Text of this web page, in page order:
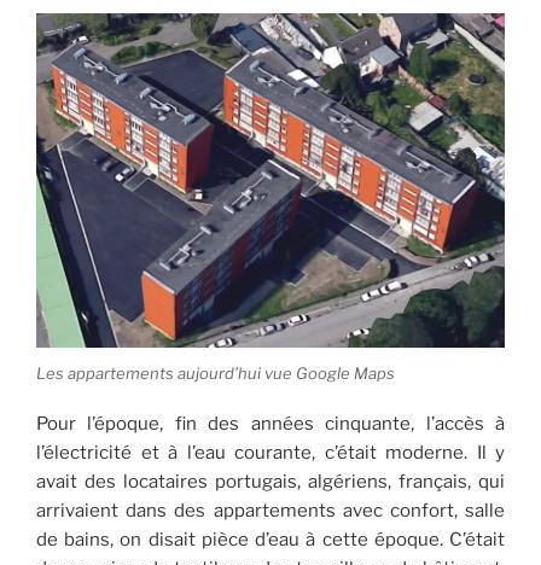
Les appartements aujourd’hui vue Google Maps
Pour l’époque, fin des années cinquante, l’accès à
l’électricité et à l’eau courante, c’était moderne. Il y
avait des locataires portugais, algériens, français, qui
arrivaient dans des appartements avec confort, salle
de bains, on disait pièce d’eau à cette époque. C’était